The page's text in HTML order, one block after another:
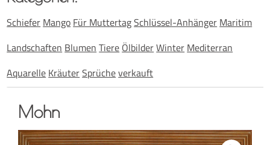
Mohn
Schiefer Mango Für MuttertagSchlüssel-Anhänger Maritim
Landschaften Blumen Tiere ÖlbilderWinter Mediterran
Aquarelle KräuterSprücheverkauft